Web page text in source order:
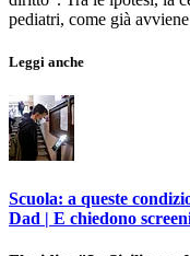
pediatri, come già
Leggi anche
Scuola: a queste
Dad | E chiedono